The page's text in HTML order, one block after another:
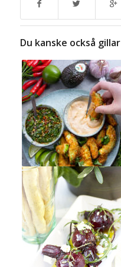
Du kanske också gillar